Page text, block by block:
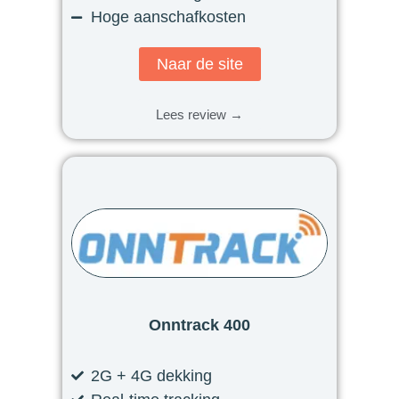
Hoge aanschafkosten
Naar de site
Lees review →
Onntrack 400
2G + 4G dekking